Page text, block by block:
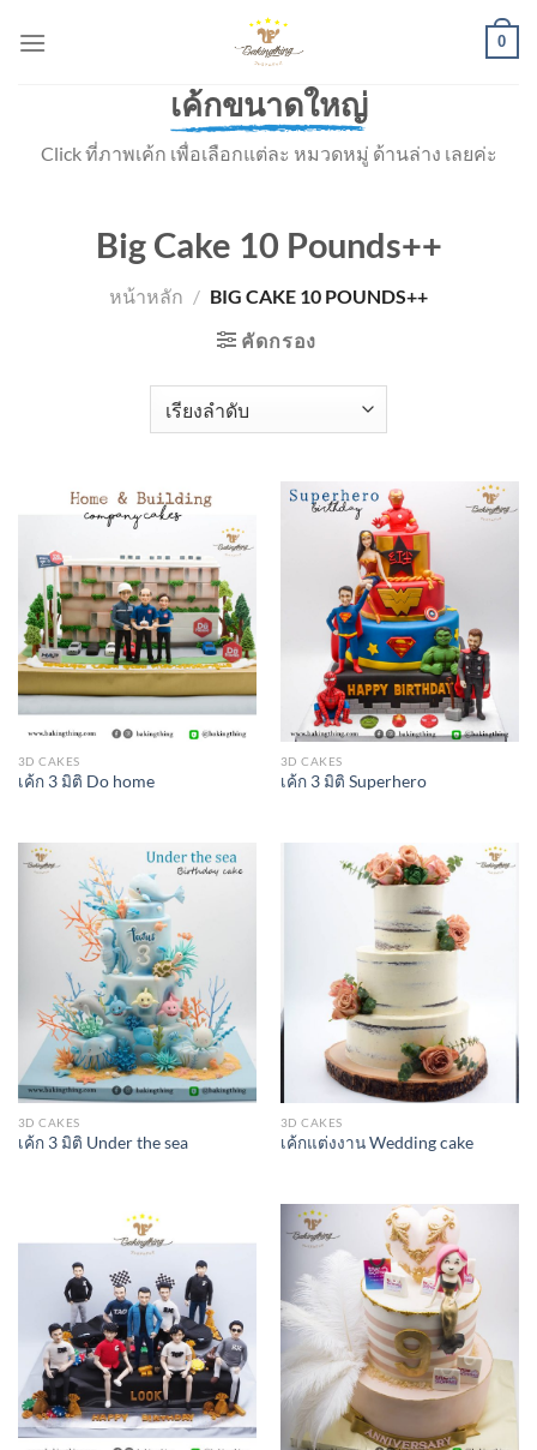
0
เค้กขนาดใหญ่
Click ที่ภาพเค้ก เพื่อเลือกแต่ละ หมวดหมู่ ด้านล่าง เลยค่ะ
Big Cake 10 Pounds++
หน้าหลัก / BIG CAKE 10 POUNDS++
คัดกรอง
3D CAKES
เค้ก 3 มิติ Do home
3D CAKES
เค้ก 3 มิติ Superhero
3D CAKES
เค้ก 3 มิติ Under the sea
3D CAKES
เค้กแต่งงาน Wedding cake